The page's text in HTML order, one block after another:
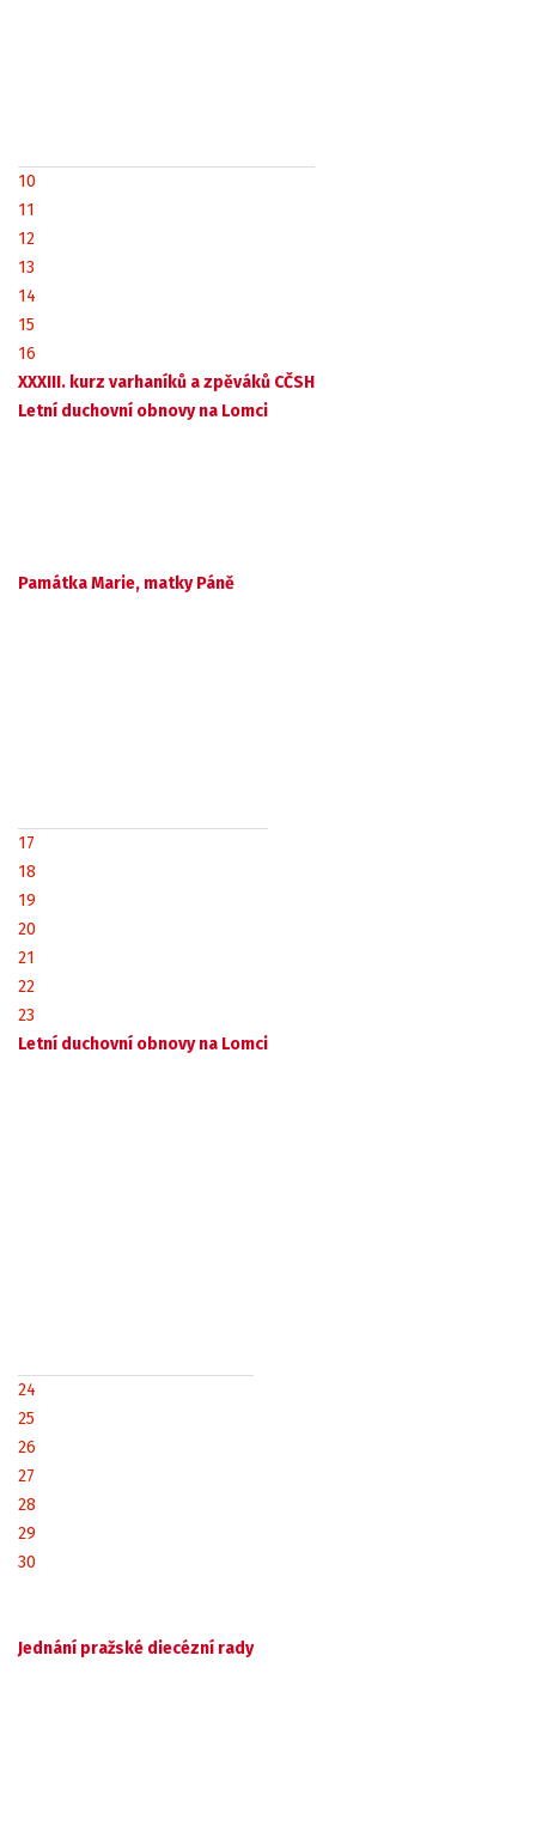
10
11
12
13
14
15
16
XXXIII. kurz varhaníků a zpěváků CČSH
Letní duchovní obnovy na Lomci
Památka Marie, matky Páně
17
18
19
20
21
22
23
Letní duchovní obnovy na Lomci
24
25
26
27
28
29
30
Jednání pražské diecézní rady